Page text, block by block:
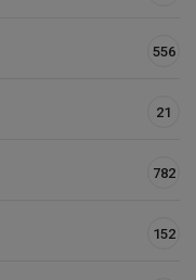
556
21
782
152